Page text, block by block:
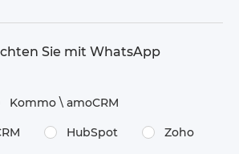
Sie mit WhatsApp
Kommo \​ amoCRM
HubSpot Zoho